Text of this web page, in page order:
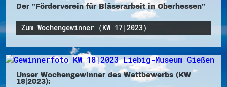
Der "Förderverein für Bläserarbeit in Oberhessen"
Zum Wochengewinner (KW 17|2023)
Unser Wochengewinner des Wettbewerbs (KW
18|2023):